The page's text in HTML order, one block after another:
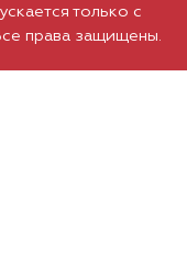
только с
права защищены.